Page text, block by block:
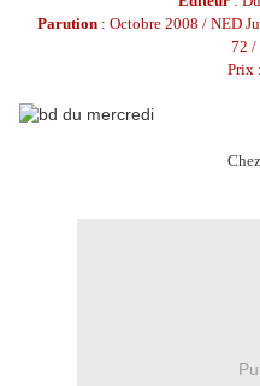
Parution: Octobre 2008 / NED
72 /
Prix
Chez